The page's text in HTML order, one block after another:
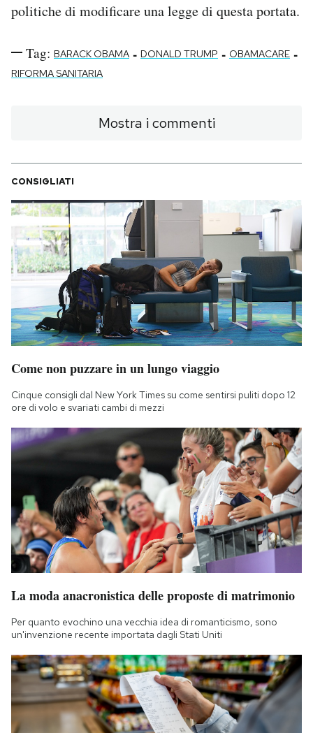
politiche di modificare una legge di questa portata.
Tag: BARACK OBAMA - DONALD TRUMP - OBAMACARE -
RIFORMA SANITARIA
Mostra i commenti
CONSIGLIATI
Come non puzzare in un lungo viaggio
Cinque consigli dal New York Times su come sentirsi puliti dopo 12
ore di volo e svariati cambi di mezzi
La moda anacronistica delle proposte di matrimonio
Per quanto evochino una vecchia idea di romanticismo, sono
un'invenzione recente importata dagli Stati Uniti